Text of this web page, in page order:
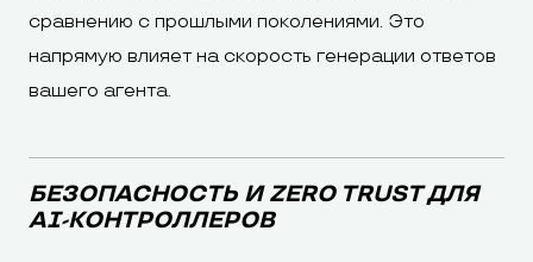
сравнению с прошлыми поколениями. Это
напрямую влияет на скорость генерации ответов
вашего агента.
БЕЗОПАСНОСТЬ И ZERO TRUST ДЛЯ
AI-КОНТРОЛЛЕРОВ